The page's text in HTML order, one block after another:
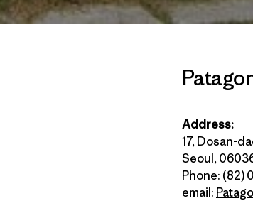
Address:
17, Dosan-
Seoul,
Phone: (82)
email: